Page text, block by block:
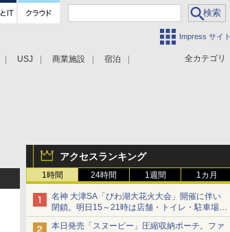
Impress サイト
全カテゴリ
USJ 商業施設 宿泊
アクセスランキング
1時間 24時間 1週間 1カ月
名神 大津SA「びわ湖大花火大会」開催に伴い
閉鎖。明日15～21時は店舗・トイレ・駐車場の
利用不可
本日発売「スヌーピー」圧縮収納ポーチ。ファ